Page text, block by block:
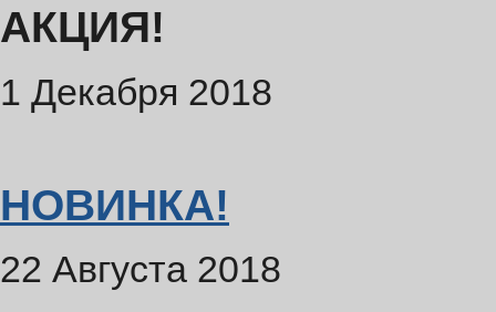
АКЦИЯ!
1 Декабря 2018
НОВИНКА!
22 Августа 2018